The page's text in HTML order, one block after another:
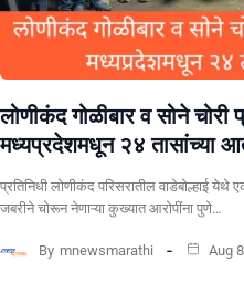
लोणीकंद गोळीबार व सोने
मध्यप्रदेशमधून २४ तासांच्या
प्रतिनिधी लोणीकंद परिसरातील वाडेबोल्हाई येथे
जबरीने चोरून नेणाऱ्या कुख्यात आरोपींना पुणे…
By mnewsmarathi Aug